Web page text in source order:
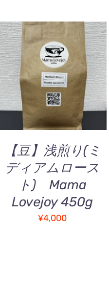
あ
り
ま
す。
オ
プ
シ
ョ
ン
は
商
品
ペ
ー
ジ
か
帯:
¥2,000
–
¥5,500
お買い物カゴに追加
/
QUICK VIEW
【豆】浅煎り(ミ
ディアムロース
ト) Mama
Lovejoy 450g
¥4,000